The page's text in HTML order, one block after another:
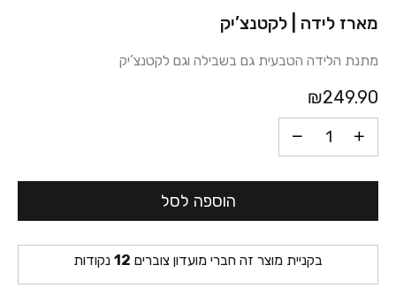
מארז לידה | לקטנצ’יק
מתנת הלידה הטבעית גם בשבילה וגם לקטנצ’יק
₪249.90
כמות מארז לידה | לקטנצ'יק
הוספה לסל
בקניית מוצר זה חברי מועדון צוברים 12 נקודות